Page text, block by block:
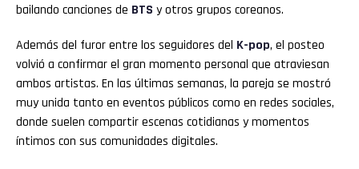
bailando canciones de BTS y otros grupos coreanos.
Además del furor entre los seguidores del K-pop, el posteo
volvió a confirmar el gran momento personal que atraviesan
ambos artistas. En las últimas semanas, la pareja se mostró
muy unida tanto en eventos públicos como en redes sociales,
donde suelen compartir escenas cotidianas y momentos
íntimos con sus comunidades digitales.